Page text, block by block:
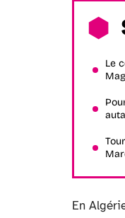
Le
En